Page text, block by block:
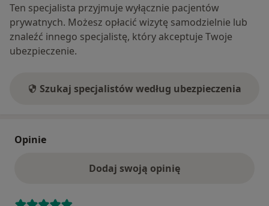
Ten specjalista przyjmuje wyłącznie pacjentów
prywatnych. Możesz opłacić wizytę samodzielnie lub
znaleźć innego specjalistę, który akceptuje Twoje
ubezpieczenie.
Szukaj specjalistów według ubezpieczenia
Opinie
Dodaj swoją opinię